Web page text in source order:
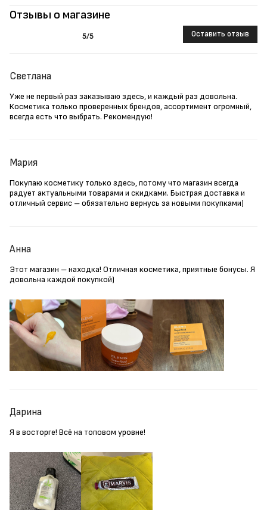
Отзывы о магазине
5/5 Оставить отзыв
Светлана
Уже не первый раз заказываю здесь, и каждый раз довольна.
Косметика только проверенных брендов, ассортимент огромный,
всегда есть что выбрать. Рекомендую!
Мария
Покупаю косметику только здесь, потому что магазин всегда
радует актуальными товарами и скидками. Быстрая доставка и
отличный сервис – обязательно вернусь за новыми покупками)
Анна
Этот магазин – находка! Отличная косметика, приятные бонусы. Я
довольна каждой покупкой)
Дарина
Я в восторге! Всё на топовом уровне!